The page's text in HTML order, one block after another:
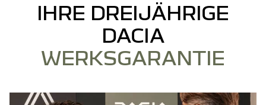
IHRE DREIJÄHRIGE
DACIA
WERKSGARANTIE